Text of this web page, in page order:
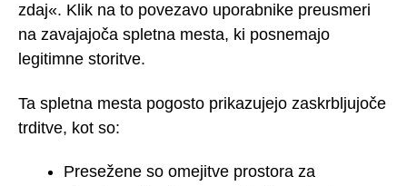
zdaj«. Klik na to povezavo uporabnike preusmeri
na zavajajoča spletna mesta, ki posnemajo
legitimne storitve.
Ta spletna mesta pogosto prikazujejo zaskrbljujoče
trditve, kot so:
Presežene so omejitve prostora za